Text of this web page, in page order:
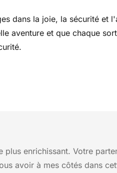
dans la joie, la sécurité et
aventure et que chaque
plus enrichissant. Votre
avoir à mes côtés dans